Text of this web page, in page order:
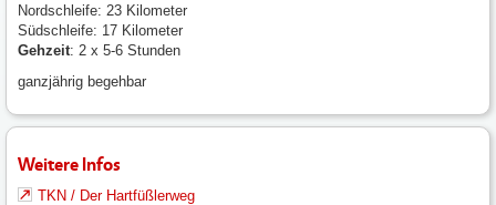
Nordschleife: 23 Kilometer
Südschleife: 17 Kilometer
Gehzeit: 2 x 5-6 Stunden
ganzjährig begehbar
Weitere Infos
TKN / Der Hartfüßlerweg